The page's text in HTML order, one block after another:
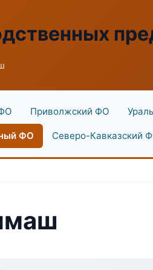
Приволжский ФО
ФО Северо-Кавказский